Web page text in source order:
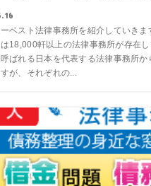
ベスト法律事務所を紹介していき
18,000軒以上の法律事務所が存在
ばれる日本を代表する法律事務所か
が、それぞれの...